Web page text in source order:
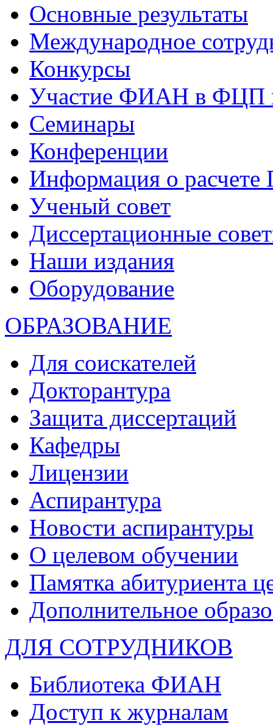
Основные результаты
Международное
Конкурсы
Участие ФИАН в ФЦП
Семинары
Конференции
Информация о
Ученый совет
Диссертационные
Наши издания
Оборудование
ОБРАЗОВАНИЕ
Для соискателей
Докторантура
Защита диссертаций
Кафедры
Лицензии
Аспирантура
Новости аспирантуры
О целевом обучении
Памятка абитуриента
Дополнительное
ДЛЯ СОТРУДНИКОВ
Библиотека ФИАН
Доступ к журналам